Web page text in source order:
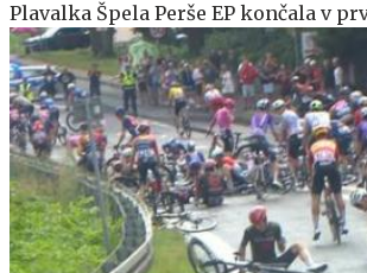
Plavalka Špela Perše EP končala v